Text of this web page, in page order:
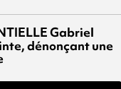
Gabriel
dénonçant une